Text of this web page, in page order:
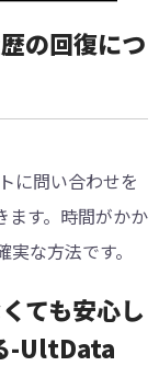
の回復につ
に問い合わせを
ます。時間がかか
な方法です。
ても安心し
-UltData